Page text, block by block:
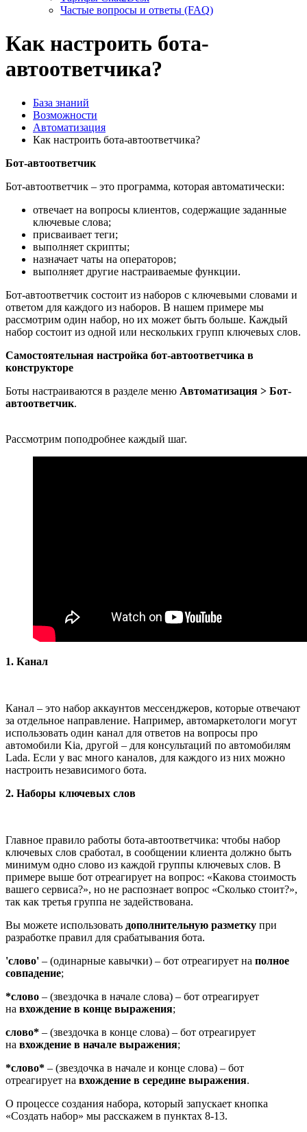
Частые вопросы и ответы (FAQ)
Как настроить бота-
автоответчика?
База знаний
Возможности
Автоматизация
Как настроить бота-автоответчика?
Бот-автоответчик
Бот-автоответчик – это программа, которая автоматически:
отвечает на вопросы клиентов, содержащие заданные
ключевые слова;
присваивает теги;
выполняет скрипты;
назначает чаты на операторов;
выполняет другие настраиваемые функции.
Бот-автоответчик состоит из наборов с ключевыми словами и
ответом для каждого из наборов. В нашем примере мы
рассмотрим один набор, но их может быть больше. Каждый
набор состоит из одной или нескольких групп ключевых слов.
Самостоятельная настройка бот-автоответчика в
конструкторе
Боты настраиваются в разделе меню Автоматизация > Бот-
автоответчик.
Рассмотрим поподробнее каждый шаг.
1. Канал
Канал – это набор аккаунтов мессенджеров, которые отвечают
за отдельное направление. Например, автомаркетологи могут
использовать один канал для ответов на вопросы про
автомобили Kia, другой – для консультаций по автомобилям
Lada. Если у вас много каналов, для каждого из них можно
настроить независимого бота.
2. Наборы ключевых слов
Главное правило работы бота-автоответчика: чтобы набор
ключевых слов сработал, в сообщении клиента должно быть
минимум одно слово из каждой группы ключевых слов. В
примере выше бот отреагирует на вопрос: «Какова стоимость
вашего сервиса?», но не распознает вопрос «Сколько стоит?»,
так как третья группа не задействована.
Вы можете использовать дополнительную разметку при
разработке правил для срабатывания бота.
'слово' – (одинарные кавычки) – бот отреагирует на полное
совпадение;
*слово – (звездочка в начале слова) – бот отреагирует
на вхождение в конце выражения;
слово* – (звездочка в конце слова) – бот отреагирует
на вхождение в начале выражения;
*слово* – (звездочка в начале и конце слова) – бот
отреагирует на вхождение в середине выражения.
О процессе создания набора, который запускает кнопка
«Создать набор» мы расскажем в пунктах 8-13.